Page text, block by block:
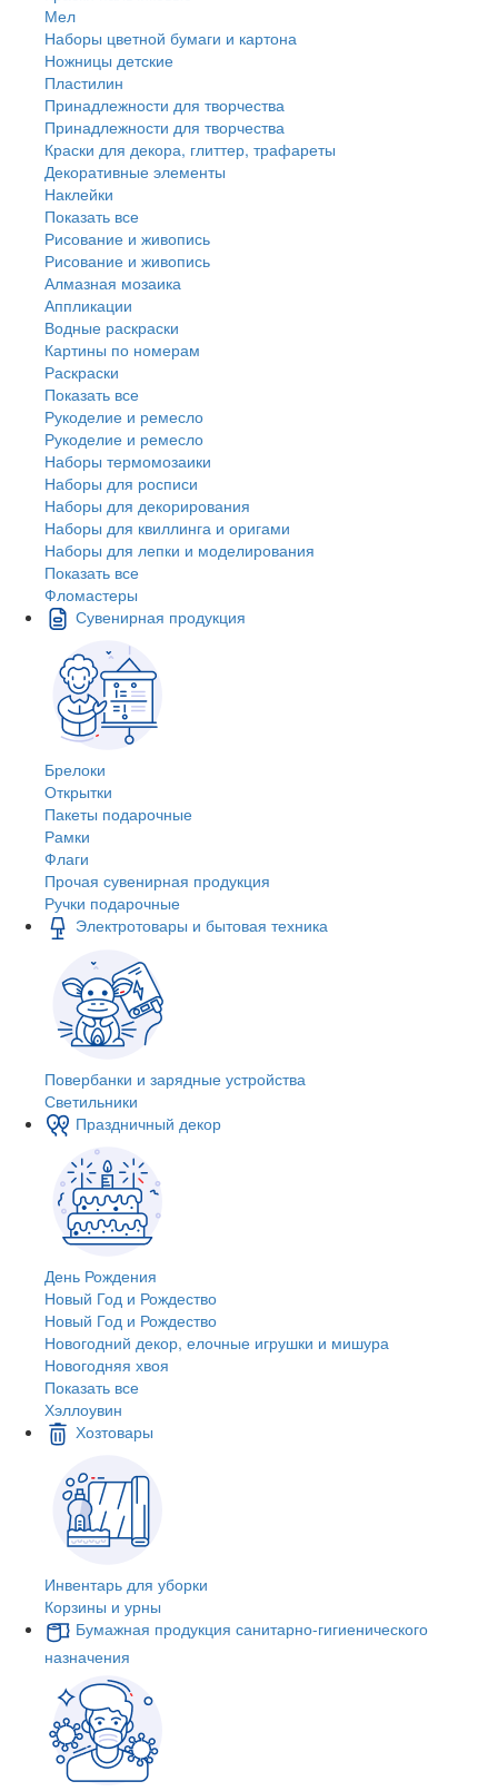
Мел
Наборы цветной бумаги и картона
Ножницы детские
Пластилин
Принадлежности для творчества
Принадлежности для творчества
Краски для декора, глиттер, трафареты
Декоративные элементы
Наклейки
Показать все
Рисование и живопись
Рисование и живопись
Алмазная мозаика
Аппликации
Водные раскраски
Картины по номерам
Раскраски
Показать все
Рукоделие и ремесло
Рукоделие и ремесло
Наборы термомозаики
Наборы для росписи
Наборы для декорирования
Наборы для квиллинга и оригами
Наборы для лепки и моделирования
Показать все
Фломастеры
Сувенирная продукция
Брелоки
Открытки
Пакеты подарочные
Рамки
Флаги
Прочая сувенирная продукция
Ручки подарочные
Электротовары и бытовая техника
Повербанки и зарядные устройства
Светильники
Праздничный декор
День Рождения
Новый Год и Рождество
Новый Год и Рождество
Новогодний декор, елочные игрушки и мишура
Новогодняя хвоя
Показать все
Хэллоувин
Хозтовары
Инвентарь для уборки
Корзины и урны
Бумажная продукция санитарно-гигиенического
назначения